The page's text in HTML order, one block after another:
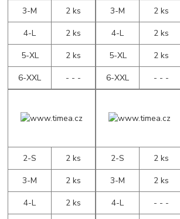
3-M
2 ks
4-L
2 ks
5-XL
2 ks
6-XXL
- - -
3-M
2 ks
4-L
2 ks
5-XL
2 ks
6-XXL
- - -
2-S
2 ks
3-M
2 ks
4-L
2 ks
2-S
2 ks
3-M
2 ks
4-L
- - -